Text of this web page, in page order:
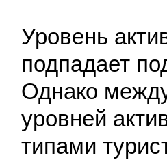
Уровень
подпадает
Однако
уровней
типами